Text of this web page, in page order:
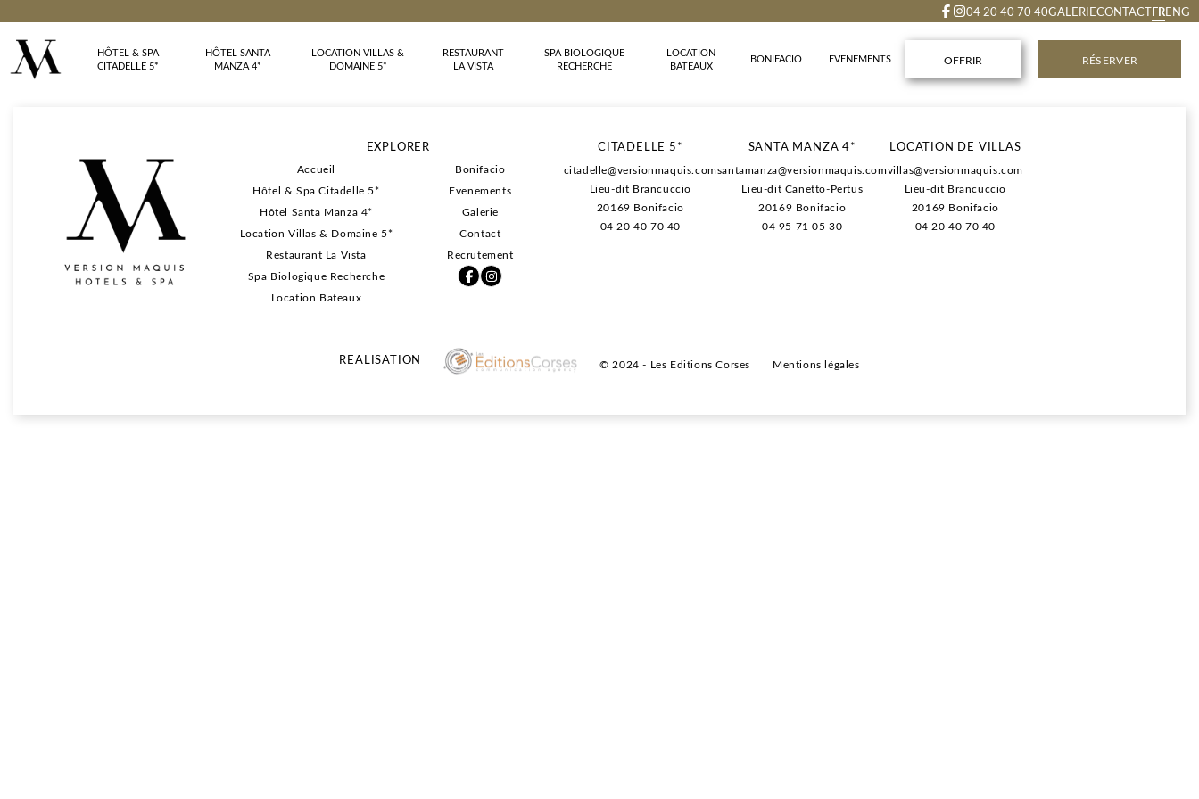
04 20 40 70 40GALERIECONTACTFRENG
HÔTEL & SPA
CITADELLE 5*
HÔTEL SANTA
MANZA 4*
LOCATION VILLAS &
DOMAINE 5*
RESTAURANT
LA VISTA
SPA BIOLOGIQUE
RECHERCHE
LOCATION
BATEAUX
BONIFACIO EVENEMENTS OFFRIR RÉSERVER
-13% sur l'hébergement.
-20% sur les petits déjeuners.
-20% sur les soins au SPA (lors de la réservation du séjour).
Des conditions de règlement et d'annulation plus flexibles.
EXPLORER
Accueil
Hôtel & Spa Citadelle 5*
Hôtel Santa Manza 4*
Location Villas & Domaine 5*
Restaurant La Vista
Spa Biologique Recherche
Location Bateaux
Bonifacio
Evenements
Galerie
Contact
Recrutement
CITADELLE 5*
citadelle@versionmaquis.com
Lieu-dit Brancuccio
20169 Bonifacio
04 20 40 70 40
SANTA MANZA 4*
santamanza@versionmaquis.com
Lieu-dit Canetto-Pertus
20169 Bonifacio
04 95 71 05 30
LOCATION DE VILLAS
villas@versionmaquis.com
Lieu-dit Brancuccio
20169 Bonifacio
04 20 40 70 40
REALISATION © 2024 - Les Editions Corses Mentions légales